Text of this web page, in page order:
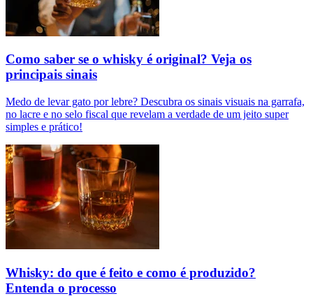
Como saber se o whisky é original? Veja os
principais sinais
Medo de levar gato por lebre? Descubra os sinais visuais na garrafa,
no lacre e no selo fiscal que revelam a verdade de um jeito super
simples e prático!
Whisky: do que é feito e como é produzido?
Entenda o processo